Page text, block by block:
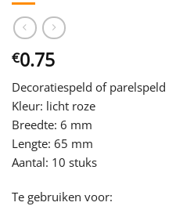
€0.75
Decoratiespeld of parelspeld
Kleur: licht roze
Breedte: 6 mm
Lengte: 65 mm
Aantal: 10 stuks
Te gebruiken voor: